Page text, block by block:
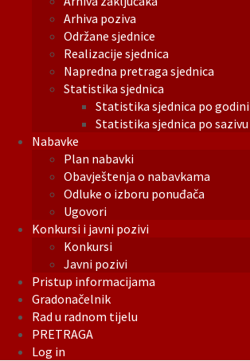
Arhiva poziva
Održane sjednice
Realizacije sjednica
Napredna pretraga sjednica
Statistika sjednica
Statistika sjednica po godini
Statistika sjednica po sazivu
Nabavke
Plan nabavki
Obavještenja o nabavkama
Odluke o izboru ponuđača
Ugovori
Konkursi i javni pozivi
Konkursi
Javni pozivi
Pristup informacijama
Gradonačelnik
Rad u radnom tijelu
PRETRAGA
Log in